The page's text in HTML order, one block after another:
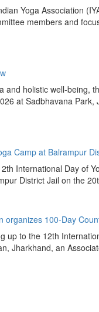
Yoga Association
members and
and holistic well-being,
at Sadbhavana
Camp at Balrampur
International Day of
District Jail on the
organizes 100-Day
up to the 12th
Jharkhand, an